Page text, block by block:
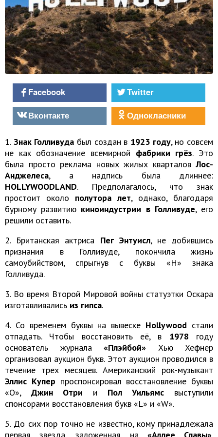
Facebook
Twitter
Вконтакте
Однокласники
1. Знак Голливуда был создан в 1923 году, но совсем
не как обозначение всемирной фабрики грёз. Это
была просто реклама новых жилых кварталов Лос-
Анджелеса, а надпись была длиннее:
HOLLYWOODLAND. Предполагалось, что знак
простоит около полутора лет, однако, благодаря
бурному развитию киноиндустрии в Голливуде, его
решили оставить.
2. Британская актриса Пег Энтуисл, не добившись
признания в Голливуде, покончила жизнь
самоубийством, спрыгнув с буквы «H» знака
Голливуда.
3. Во время Второй Мировой войны статуэтки Оскара
изготавливались из гипса.
4. Со временем буквы на вывеске Hollywood стали
отпадать. Чтобы восстановить её, в 1978 году
основатель журнала «Плэйбой» Хью Хефнер
организовал аукцион букв. Этот аукцион проводился в
течение трех месяцев. Американский рок-музыкант
Эллис Купер проспонсировал восстановление буквы
«O», Джин Отри и Пол Уильямс выступили
спонсорами восстановления букв «L» и «W».
5. До сих пор точно не известно, кому принадлежала
первая звезда, заложенная на «Аллее Славы»